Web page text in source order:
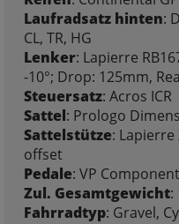
Laufradsatz hinten:
CL, TR, HG
Lenker: Lapierre
-10°; Drop: 125mm,
Steuersatz: Acros ICR
Sattel: Prologo
Sattelstütze: Lapierre
offset
Pedale: VP
Zul. Gesamtgewicht:
Fahrradtyp: Gravel,